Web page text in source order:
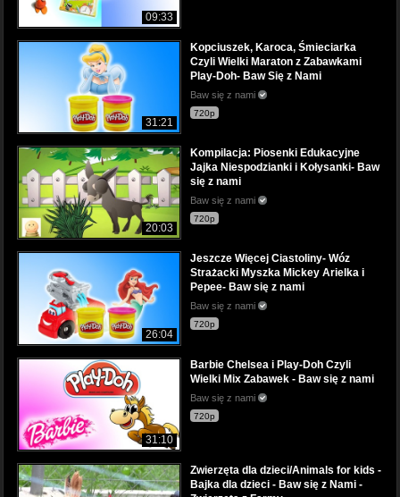
09:33
31:21
Kopciuszek, Karoca, Śmieciarka
Czyli Wielki Maraton z Zabawkami
Play-Doh- Baw Się z Nami
Baw się z nami
720p
20:03
Kompilacja: Piosenki Edukacyjne
Jajka Niespodzianki i Kołysanki- Baw
się z nami
Baw się z nami
720p
26:04
Jeszcze Więcej Ciastoliny- Wóz
Strażacki Myszka Mickey Arielka i
Pepee- Baw się z nami
Baw się z nami
720p
31:10
Barbie Chelsea i Play-Doh Czyli
Wielki Mix Zabawek - Baw się z nami
Baw się z nami
720p
Zwierzęta dla dzieci/Animals for kids -
Bajka dla dzieci - Baw się z Nami -